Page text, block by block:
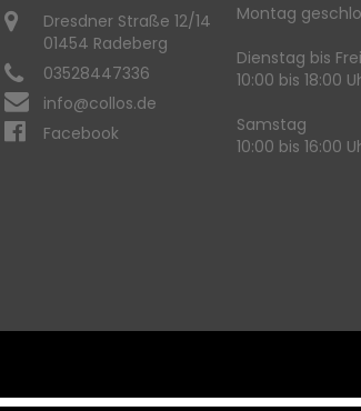
Dresdner Straße 12/14
01454 Radeberg
03528447336
info@collos.de
Facebook
Montag
Dienstag bis
10:00 bis 18:00
Samstag
10:00 bis 16:00